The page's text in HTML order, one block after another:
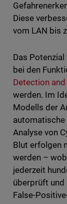
Diese
vom LAN bis
Das
bei den
Detection and
werden. Im
Modells der
automatische
Analyse von
Blut erfolgen
werden –
jederzeit
überprüft und
False-